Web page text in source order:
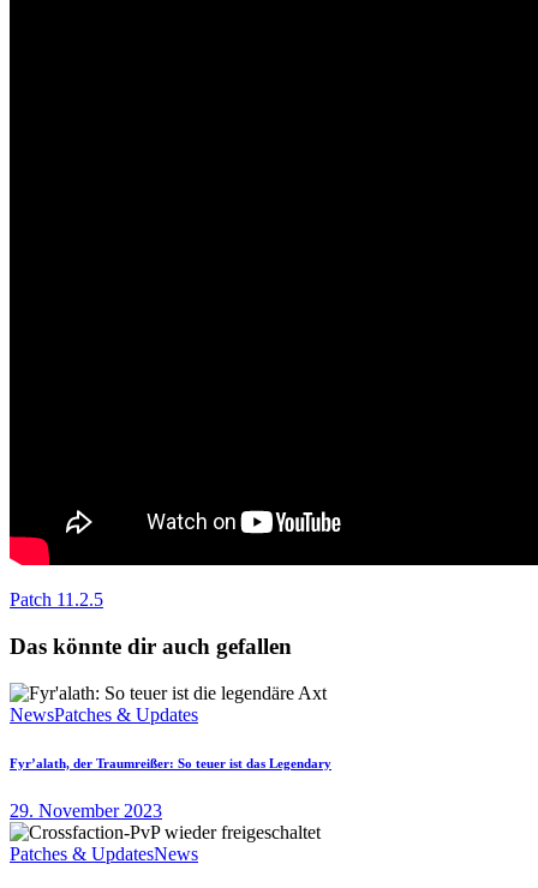
Patch 11.2.5
Das könnte dir auch gefallen
NewsPatches & Updates
Fyr’alath, der Traumreißer: So teuer ist das Legendary
29. November 2023
Patches & UpdatesNews